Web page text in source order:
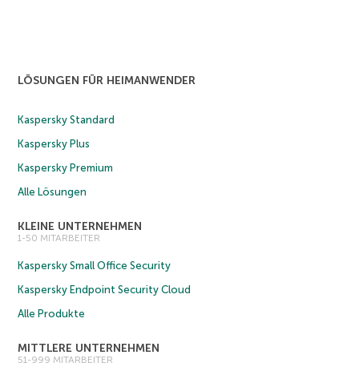
LÖSUNGEN FÜR HEIMANWENDER
Kaspersky Standard
Kaspersky Plus
Kaspersky Premium
Alle Lösungen
KLEINE UNTERNEHMEN
1-50 MITARBEITER
Kaspersky Small Office Security
Kaspersky Endpoint Security Cloud
Alle Produkte
MITTLERE UNTERNEHMEN
51-999 MITARBEITER